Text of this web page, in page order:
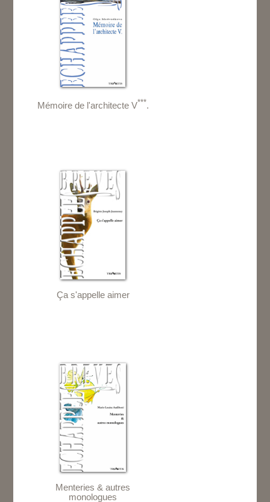
Mémoire de l'architecte V***.
Ça s'appelle aimer
Menteries & autres
monologues